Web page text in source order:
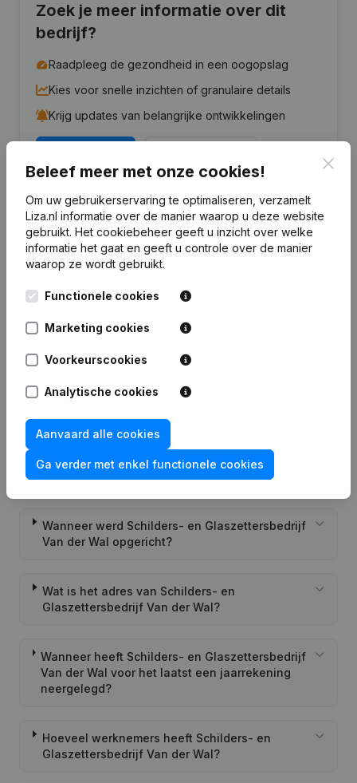
Zoek je meer informatie over dit
bedrijf?
Raadpleeg de gezondheid in een oogopslag
Kies voor snelle inzichten of granulaire details
Krijg updates van belangrijke ontwikkelingen
Wat is het KVK-nummer van Schilders- en
Wat is het btw-nummer van Schilders- en
Wat is het PEPPOL ID van Schilders- en
Wanneer werd Schilders- en Glaszettersbedrijf
Van der Wal opgericht?
Wat is het adres van Schilders- en
Glaszettersbedrijf Van der Wal?
Wanneer heeft Schilders- en Glaszettersbedrijf
Van der Wal voor het laatst een jaarrekening
neergelegd?
Hoeveel werknemers heeft Schilders- en
Glaszettersbedrijf Van der Wal?
Beleef meer met onze cookies!
Om uw gebruikerservaring te optimaliseren, verzamelt
Liza.nl informatie over de manier waarop u deze website
gebruikt. Het cookiebeheer geeft u inzicht over welke
informatie het gaat en geeft u controle over de manier
waarop ze wordt gebruikt.
Functionele cookies
Marketing cookies
Voorkeurscookies
Analytische cookies
Aanvaard alle cookies
Ga verder met enkel functionele cookies